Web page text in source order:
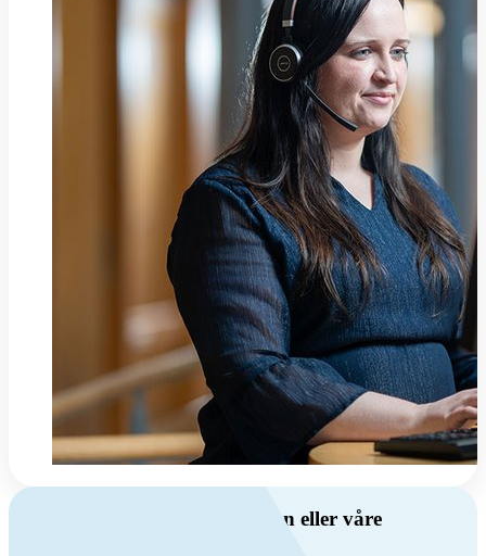
Har du spørsmål om ventilasjon eller våre